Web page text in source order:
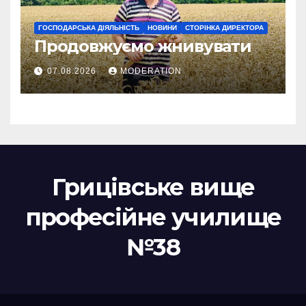
ГОСПОДАРСЬКА ДІЯЛЬНІСТЬ НОВИНИ СТОРІНКА ДИРЕКТОРА
Продовжуємо жнивувати
07.08.2026 MODERATION
Грицівське вище
професійне училище
№38